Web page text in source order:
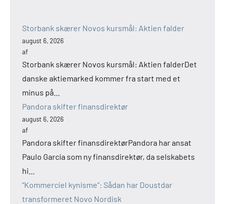
Storbank skærer Novos kursmål: Aktien falder
august 6, 2026
af
Storbank skærer Novos kursmål: Aktien falderDet
danske aktiemarked kommer fra start med et
minus på...
Pandora skifter finansdirektør
august 6, 2026
af
Pandora skifter finansdirektørPandora har ansat
Paulo Garcia som ny finansdirektør, da selskabets
hi...
“Kommerciel kynisme”: Sådan har Doustdar
transformeret Novo Nordisk